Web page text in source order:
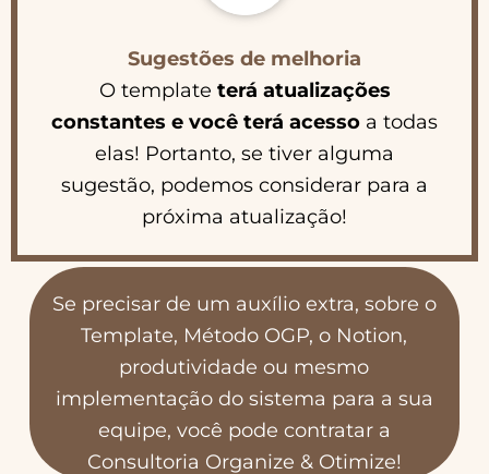
Sugestões de melhoria
O template terá atualizações
constantes e você terá acesso a todas
elas! Portanto, se tiver alguma
sugestão, podemos considerar para a
próxima atualização!
Se precisar de um auxílio extra, sobre o
Template, Método OGP, o Notion,
produtividade ou mesmo
implementação do sistema para a sua
equipe, você pode contratar a
Consultoria Organize & Otimize!